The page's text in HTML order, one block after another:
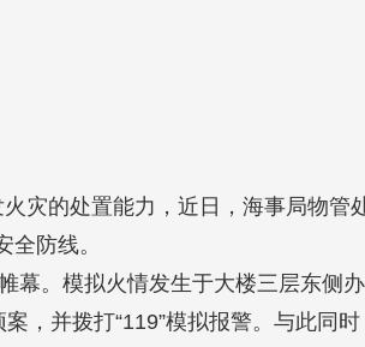
灾的处置能力，近日，海事局物管
防线。
幕。模拟火情发生于大楼三层东侧
，并拨打“119”模拟报警。与此同